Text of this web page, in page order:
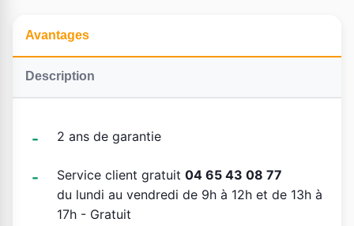
Avantages
Description
2 ans de garantie
Service client gratuit 04 65 43 08 77
du lundi au vendredi de 9h à 12h et de 13h à
17h - Gratuit